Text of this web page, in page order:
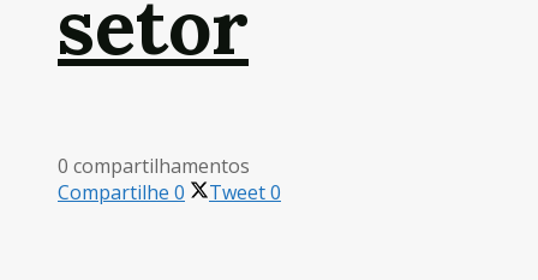
setor
0 compartilhamentos
Compartilhe 0 Tweet0